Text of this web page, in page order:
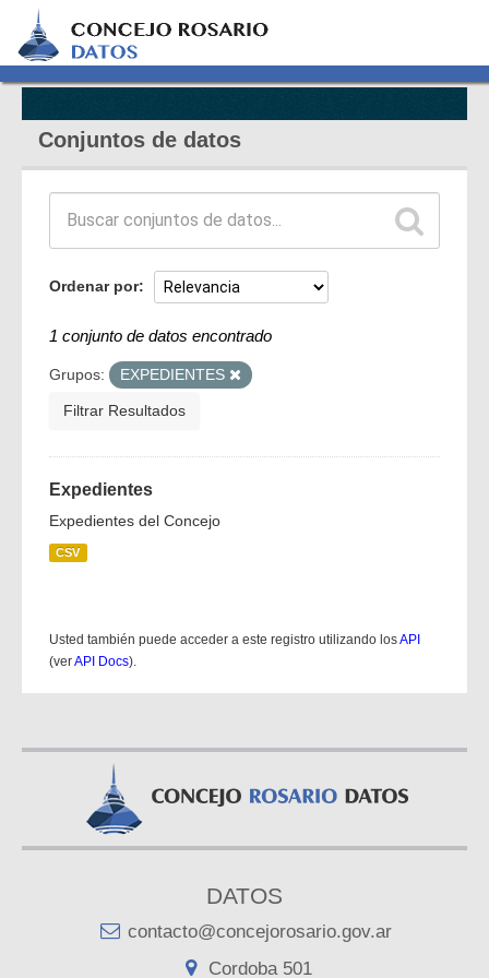
Conjuntos de datos
Ordenar por
1 conjunto de datos encontrado
Grupos: EXPEDIENTES
Filtrar Resultados
Expedientes
Expedientes del Concejo
CSV
Usted también puede acceder a este registro utilizando losAPI
(verAPI Docs).
DATOS
contacto@concejorosario.gov.ar
Cordoba 501